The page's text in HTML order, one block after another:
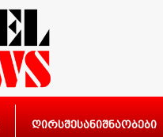
ღირსშესანიშნაობები